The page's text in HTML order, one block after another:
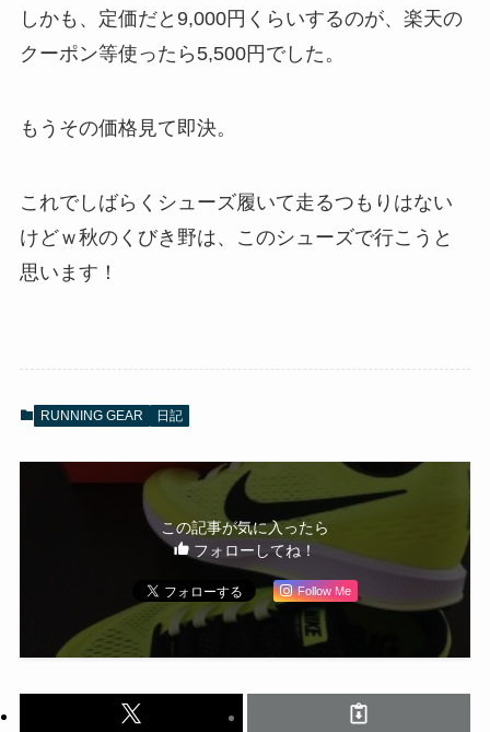
しかも、定価だと9,000円くらいするのが、楽天の
クーポン等使ったら5,500円でした。
もうその価格見て即決。
これでしばらくシューズ履いて走るつもりはない
けどｗ秋のくびき野は、このシューズで行こうと
思います！
RUNNING GEAR 日記
この記事が気に入ったら
フォローしてね！
Follow Me